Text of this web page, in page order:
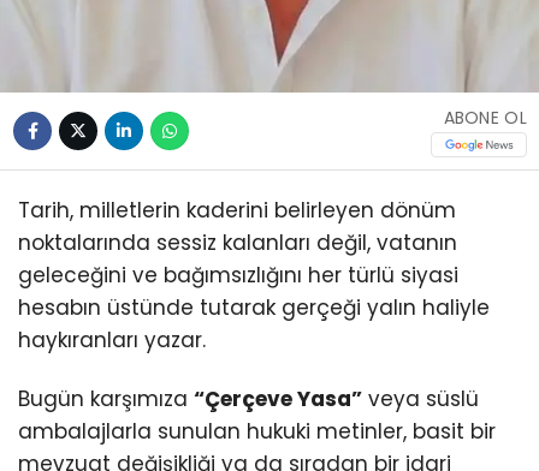
ABONE OL
Tarih, milletlerin kaderini belirleyen dönüm
noktalarında sessiz kalanları değil, vatanın
geleceğini ve bağımsızlığını her türlü siyasi
hesabın üstünde tutarak gerçeği yalın haliyle
haykıranları yazar.
Bugün karşımıza “Çerçeve Yasa” veya süslü
ambalajlarla sunulan hukuki metinler, basit bir
mevzuat değişikliği ya da sıradan bir idari